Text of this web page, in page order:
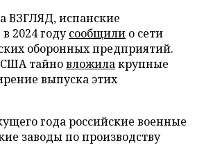
ВЗГЛЯД, испанские
2024 годусообщили о сети
оборонных предприятий.
тайновложилакрупные
выпуска этих
года российские военные
заводы по производству